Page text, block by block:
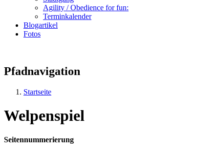
Agility / Obedience for fun:
Terminkalender
Blogartikel
Fotos
Pfadnavigation
Startseite
Welpenspiel
Seitennummerierung